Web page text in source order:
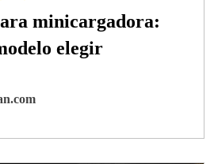
minicargadora:
elegir